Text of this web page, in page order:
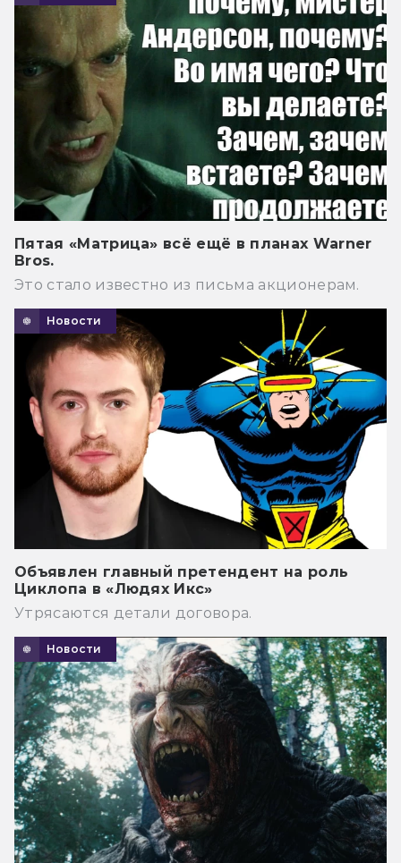
Пятая «Матрица» всё ещё в планах Warner
Bros.
Это стало известно из письма акционерам.
Новости
Объявлен главный претендент на роль
Циклопа в «Людях Икс»
Утрясаются детали договора.
Новости